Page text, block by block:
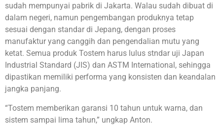
sudah mempunyai pabrik di Jakarta. Walau sudah dibuat di
dalam negeri, namun pengembangan produknya tetap
sesuai dengan standar di Jepang, dengan proses
manufaktur yang canggih dan pengendalian mutu yang
ketat. Semua produk Tostem harus lulus stndar uji Japan
Industrial Standard (JIS) dan ASTM International, sehingga
dipastikan memiliki performa yang konsisten dan keandalan
jangka panjang.
“Tostem memberikan garansi 10 tahun untuk warna, dan
sistem sampai lima tahun,” ungkap Anton.